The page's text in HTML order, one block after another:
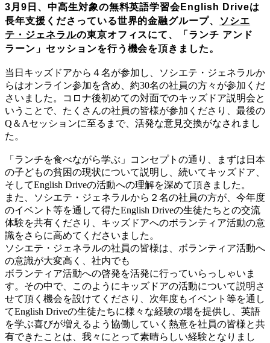
3月9日、中高生対象の無料英語学習会English Driveは
長年支援くださっている世界的金融グループ、
ソシエ
テ・ジェネラルの東京オフィスにて、「ランチ アンド
ラーン」セッションを行う機会を頂きました。
当日キッズドアから４名が参加し、ソシエテ・ジェネラルか
らはオンライン参加を含め、約30名の社員の方々が参加くだ
さいました。コロナ後初めての対面でのキッズドア説明会と
いうことで、たくさんの社員の皆様が参加くださり、最後の
Q＆Aセッションに至るまで、活発な意見交換がなされまし
た。
「ランチを食べながら学ぶ」コンセプトの通り、まずは日本
の子どもの貧困の現状について説明し、続いてキッズドア、
そしてEnglish Driveの活動への理解を深めて頂きました。
また、ソシエテ・ジェネラルから２名の社員の方が、今年度
のイベント等を通して得たEnglish Driveの生徒たちとの交流
体験を共有くださり、キッズドアへのボランティア活動の意
識をさらに高めてくださいました。
ソシエテ・ジェネラルの社員の皆様は、ボランティア活動へ
の意識が大変高く、社内でも
ボランティア活動への啓発を活発に行っていらっしゃいま
す。その中で、このようにキッズドアの活動について説明さ
せて頂く機会を設けてくださり、次年度もイベント等を通し
てEnglish Driveの生徒たちに様々な経験の場を提供し、英語
を学ぶ喜びが増えるよう協働していく熱意を社員の皆様と共
有できたことは、我々にとって素晴らしい経験となりまし